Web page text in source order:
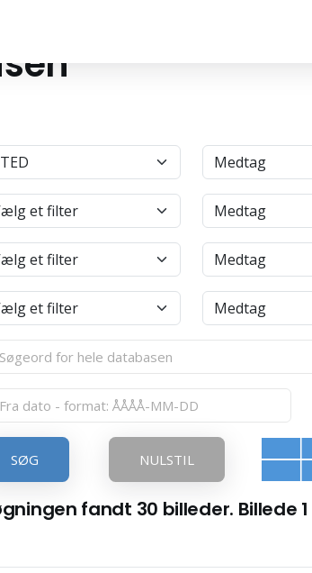
SØG NULSTIL
fandt 30 billeder. Billede